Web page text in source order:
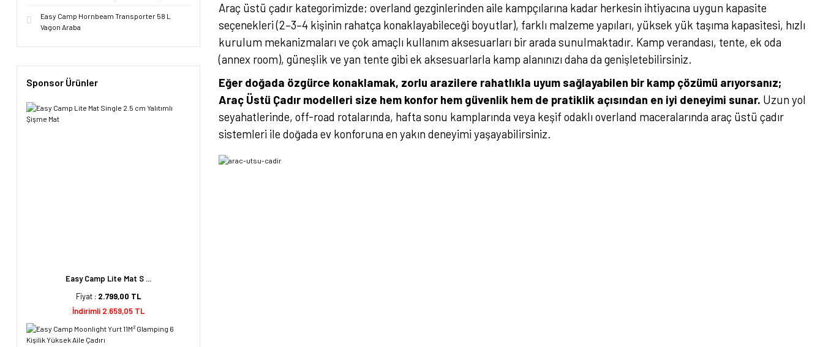
Easy Camp Hornbeam Transporter 58 L
Vagon Araba
Sponsor Ürünler
Easy Camp Lite Mat S ...
Fiyat : 2.799,00 TL
İndirimli 2.659,05 TL
Araç üstü çadır kategorimizde; overland gezginlerinden aile kampçılarına kadar herkesin ihtiyacına uygun kapasite
seçenekleri (2–3–4 kişinin rahatça konaklayabileceği boyutlar), farklı malzeme yapıları, yüksek yük taşıma kapasitesi, hızlı
kurulum mekanizmaları ve çok amaçlı kullanım aksesuarları bir arada sunulmaktadır. Kamp verandası, tente, ek oda
(annex room), güneşlik ve yan tente gibi ek aksesuarlarla kamp alanınızı daha da genişletebilirsiniz.
Eğer doğada özgürce konaklamak, zorlu arazilere rahatlıkla uyum sağlayabilen bir kamp çözümü arıyorsanız;
Araç Üstü Çadır modelleri size hem konfor hem güvenlik hem de pratiklik açısından en iyi deneyimi sunar. Uzun yol
seyahatlerinde, off-road rotalarında, hafta sonu kamplarında veya keşif odaklı overland maceralarında araç üstü çadır
sistemleri ile doğada ev konforuna en yakın deneyimi yaşayabilirsiniz.